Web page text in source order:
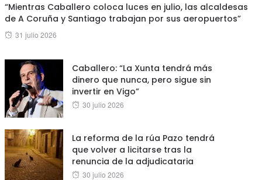
“Mientras Caballero coloca luces en julio, las alcaldesas
de A Coruña y Santiago trabajan por sus aeropuertos”
Posted
31 julio 2026
Caballero: “La Xunta tendrá más
dinero que nunca, pero sigue sin
invertir en Vigo”
Posted
30 julio 2026
La reforma de la rúa Pazo tendrá
que volver a licitarse tras la
renuncia de la adjudicataria
Posted
30 julio 2026